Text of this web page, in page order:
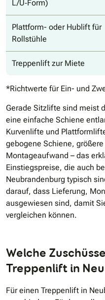
L/U‐Form)
Plattform- oder Hublift für
Rollstühle
Treppenlift zur Miete
*Richtwerte für Ein- und
Gerade Sitzlifte sind meist
eine einfache Schiene
Kurvenlifte und
gebogene Schiene,
Montageaufwand – das
Einstiegspreise, die auch
Neubrandenburg typisch
darauf, dass Lieferung,
ausgewiesen sind, damit
vergleichen können.
Welche
Treppenlift in
Für einen Treppenlift in